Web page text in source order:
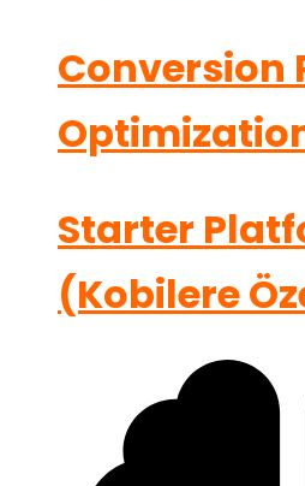
Conversion
Starter
(Kobilere